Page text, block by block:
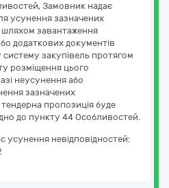
Замовник надає
усунення зазначених
шляхом завантаження
додаткових документів
закупівель протягом
розміщення цього
неусунення або
зазначених
тендерна пропозиція буде
до пункту 44 Особливостей.
усунення невідповідностей: